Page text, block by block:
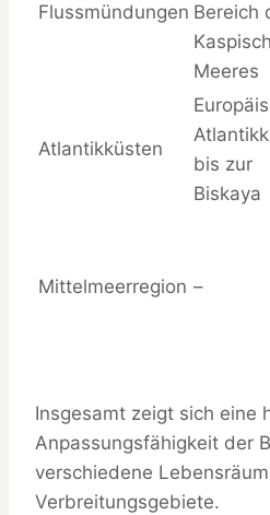
Flussmündungen Bereich
Meeres
Atlantikküsten
bis zur
Biskaya
Mittelmeerregion –
Insgesamt zeigt sich eine
Anpassungsfähigkeit der
verschiedene
Verbreitungsgebiete.